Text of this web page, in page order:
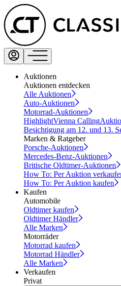
Auktionen
Auktionen entdecken
Alle Auktionen
Auto-Auktionen
Motorrad-Auktionen
HighlightVienna Calling
Besichtigung am 12. und 13.
Marken & Ratgeber
Porsche-Auktionen
Mercedes-Benz-Auktionen
Britische Oldtimer-Auktionen
How To: Per Auktion
How To: Per Auktion kaufen
Kaufen
Automobile
Oldtimer kaufen
Oldtimer Händler
Alle Marken
Motorräder
Motorrad kaufen
Motorrad Händler
Alle Marken
Verkaufen
Privat